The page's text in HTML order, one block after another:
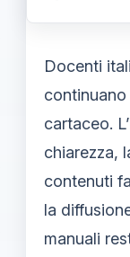
Docenti
cartaceo.
chiarezza,
contenuti
la
manuali